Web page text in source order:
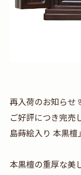
再入荷のお知らせ
ご好評につき完売
島蒔絵入り 本黒檀
本黒檀の重厚な美